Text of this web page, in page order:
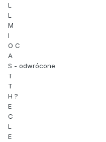
L
L
M
I
O C
A
S - odwrócone
T
T
H ?
E
C
L
E